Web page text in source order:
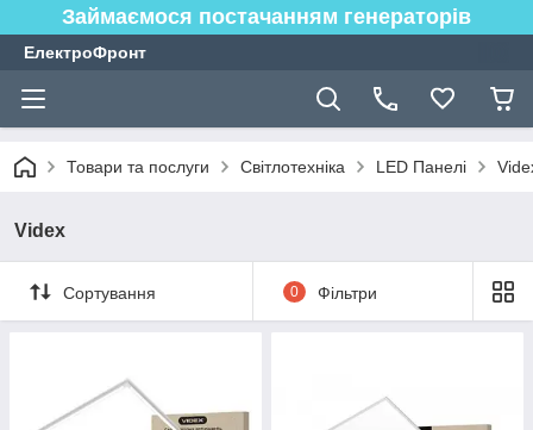
Займаємося постачанням генераторів
ЕлектроФронт
Товари та послуги Світлотехніка LED Панелі
Videx
Сортування 0 Фільтри